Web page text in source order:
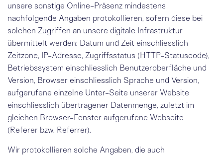
unsere sonstige Online-Präsenz mindestens
nachfolgende Angaben protokollieren, sofern diese bei
solchen Zugriffen an unsere digitale Infrastruktur
übermittelt werden: Datum und Zeit einschliesslich
Zeitzone, IP-Adresse, Zugriffsstatus (HTTP-Statuscode),
Betriebs­system einschliesslich Benutzer­oberfläche und
Version, Browser einschliesslich Sprache und Version,
aufgerufene einzelne Unter-Seite unserer Website
einschliesslich übertragener Daten­menge, zuletzt im
gleichen Browser-Fenster aufgerufene Webseite
(Referer bzw. Referrer).
Wir protokollieren solche Angaben, die auch